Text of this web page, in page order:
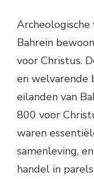
Bahrein
voor Christus.
en welvarende
eilanden van
800 voor
waren
samenleving,
handel in